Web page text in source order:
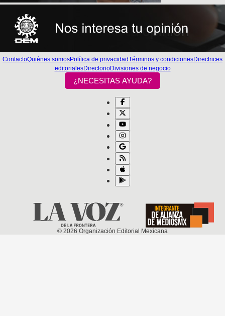
ContactoQuiénes somosPolítica de privacidadTérminos y condicionesDirectrices
editorialesDirectorioDivisiones de negocio
¿NECESITAS AYUDA?
© 2026 Organización Editorial Mexicana